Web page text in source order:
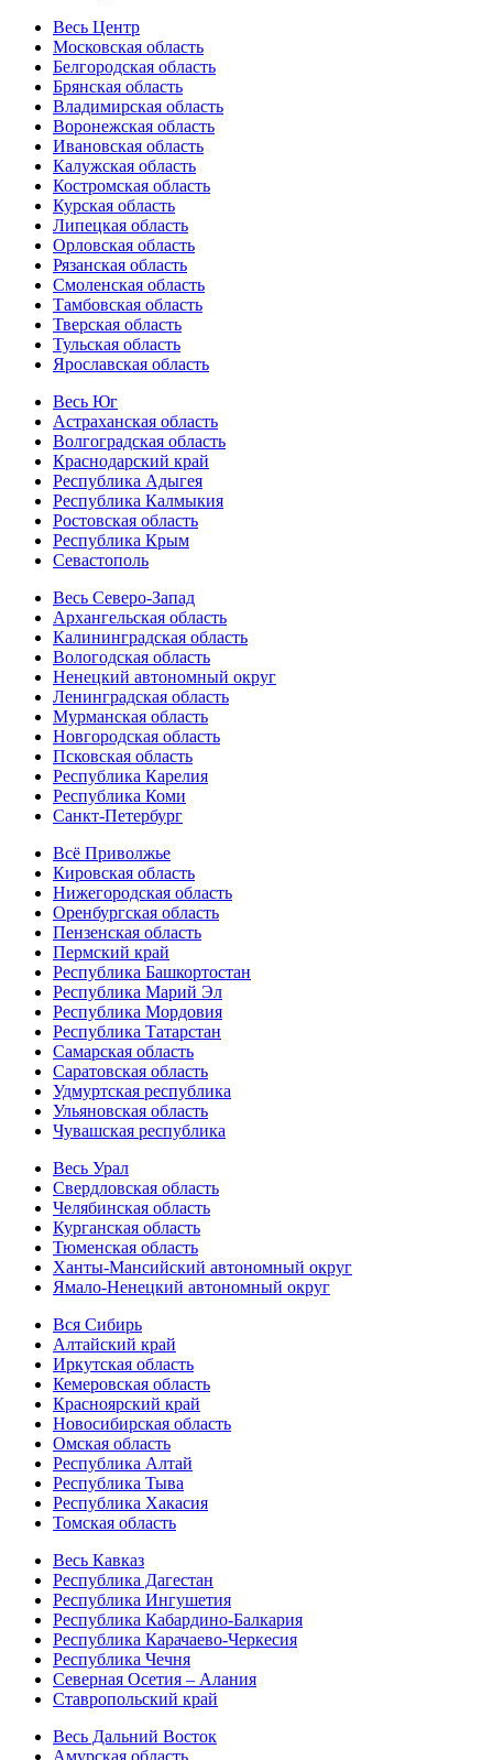
Весь Центр
Московская область
Белгородская область
Брянская область
Владимирская область
Воронежская область
Ивановская область
Калужская область
Костромская область
Курская область
Липецкая область
Орловская область
Рязанская область
Смоленская область
Тамбовская область
Тверская область
Тульская область
Ярославская область
Весь Юг
Астраханская область
Волгоградская область
Краснодарский край
Республика Адыгея
Республика Калмыкия
Ростовская область
Республика Крым
Севастополь
Весь Северо-Запад
Архангельская область
Калининградская область
Вологодская область
Ненецкий автономный округ
Ленинградская область
Мурманская область
Новгородская область
Псковская область
Республика Карелия
Республика Коми
Санкт-Петербург
Всё Приволжье
Кировская область
Нижегородская область
Оренбургская область
Пензенская область
Пермский край
Республика Башкортостан
Республика Марий Эл
Республика Мордовия
Республика Татарстан
Самарская область
Саратовская область
Удмуртская республика
Ульяновская область
Чувашская республика
Весь Урал
Свердловская область
Челябинская область
Курганская область
Тюменская область
Ханты-Мансийский автономный округ
Ямало-Ненецкий автономный округ
Вся Сибирь
Алтайский край
Иркутская область
Кемеровская область
Красноярский край
Новосибирская область
Омская область
Республика Алтай
Республика Тыва
Республика Хакасия
Томская область
Весь Кавказ
Республика Дагестан
Республика Ингушетия
Республика Кабардино-Балкария
Республика Карачаево-Черкесия
Республика Чечня
Северная Осетия – Алания
Ставропольский край
Весь Дальний Восток
Амурская область